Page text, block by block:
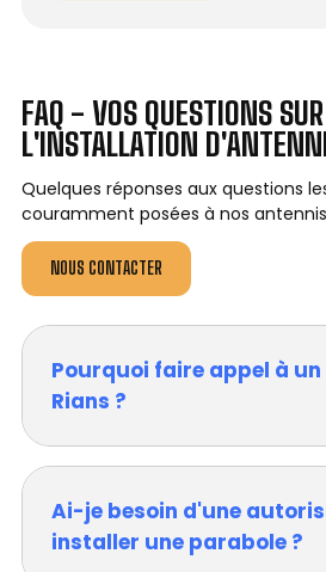
FAQ - VOS QUESTIONS SUR
L'INSTALLATION
Quelques réponses aux questions
couramment posées à nos
NOUS CONTACTER
Pourquoi faire appel à
Rians ?
Ai-je besoin d'une
installer une parabole ?